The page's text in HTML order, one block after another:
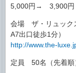
5,000円→ 3,900円
会場 ザ・リュック
A7出口徒歩1分）
http://www.the-
定員 50名（先着順